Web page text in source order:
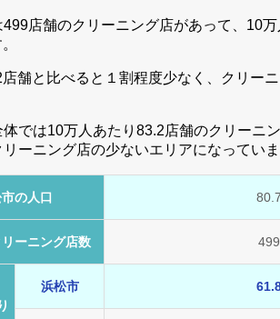
店舗のクリーニング店があって、10
舗と比べると１割程度少なく、クリー
体では10万人あたり83.2店舗のクリーニ
ーニング店の少ないエリアになっていま
の人口
ーニング店数
浜松市